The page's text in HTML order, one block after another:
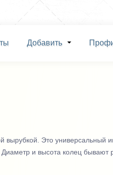
Добавить
Это универсальный
Диаметр и высота колец